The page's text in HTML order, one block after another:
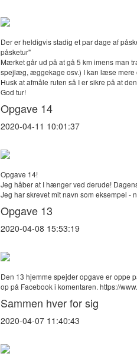
Der er heldigvis stadig et par dage af
påsketur"
Mærket går ud på at gå 5 km imens man
spejlæg, æggekage osv.) I kan læse mere
Husk at afmåle ruten så I er sikre på at
God tur!
Opgave 14
2020-04-11 10:01:37
Opgave 14!
Jeg håber at I hænger ved derude!
Jeg har skrevet mit navn som eksempel -
Opgave 13
2020-04-08 15:53:19
Den 13 hjemme spejder opgave er oppe
op på Facebook i komentaren. https://
Sammen hver for sig
2020-04-07 11:40:43